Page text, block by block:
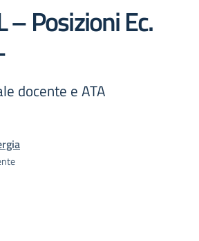
– Posizioni Ec.
docente e ATA